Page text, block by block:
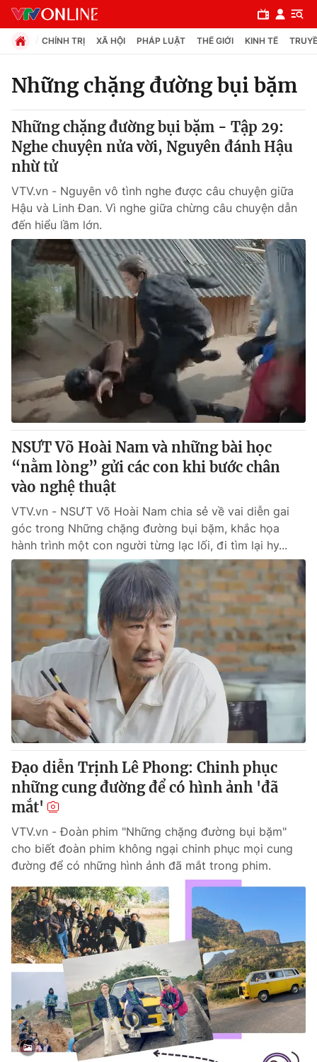
Chuyên mục
Chính trị
Pháp luật
Y tế
Thế giới
Tin tức
Thế giới đó đây
Câu chuyện quốc tế
Tài chính
Thị trường
Góc doanh nghiệp
Dữ liệu và đời sống
Truyền hình
Phim VTV
Hậu trường
Nhân vật
Khán giả
Giải sao mai
Giải trí
Điện ảnh
Âm nhạc
Đời sống
Du lịch
Làm đẹp
Chất lượng cuộc sống
Giáo dục
Tuyển sinh
Học trực tuyến
Công nghệ
Hitech Công nghệ tương lai
Sản phẩm
Thị trường
Tư vấn
Giao lưu trực tuyến
Lịch phát sóng
Chuyên mục khác
Emagazine Podcast
Photo Infographic
Video Shorts video
VTV Money VTV Thể thao
VTV Sức khoẻ Bất động sản
Thị trường 24h Tấm lòng Việt
VTV4 Vươn mình bằng AI
VTV9 VTV8
CHÍNH TRỊ XÃ HỘI PHÁP LUẬT THẾ GIỚI KINH TẾ
Những chặng đường bụi bặm
Những chặng đường bụi bặm - Tập 29:
Nghe chuyện nửa vời, Nguyên đánh Hậu
nhừ tử
VTV.vn - Nguyên vô tình nghe được câu chuyện giữa
Hậu và Linh Đan. Vì nghe giữa chừng câu chuyện dẫn
đến hiểu lầm lớn.
NSƯT Võ Hoài Nam và những bài học
“nằm lòng” gửi các con khi bước chân
vào nghệ thuật
VTV.vn - NSƯT Võ Hoài Nam chia sẻ về vai diễn gai
góc trong Những chặng đường bụi bặm, khắc họa
hành trình một con người từng lạc lối, đi tìm lại hy...
Đạo diễn Trịnh Lê Phong: Chinh phục
những cung đường để có hình ảnh 'đã
mắt'
VTV.vn - Đoàn phim "Những chặng đường bụi bặm"
cho biết đoàn phim không ngại chinh phục mọi cung
đường để có những hình ảnh đã mắt trong phim.